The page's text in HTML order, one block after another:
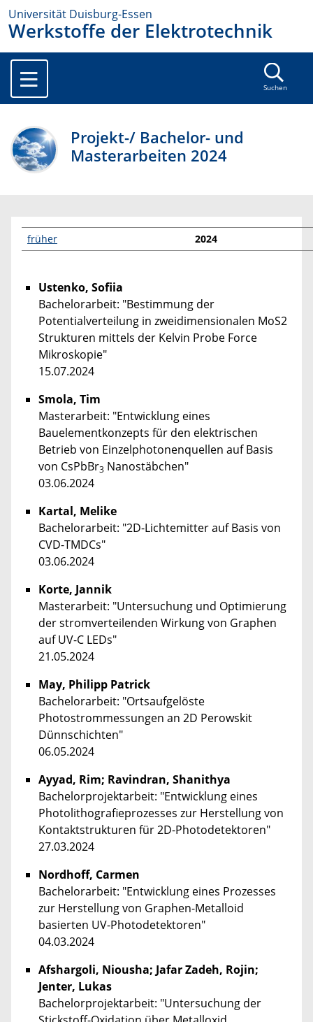
Universität Duisburg-Essen
Werkstoffe der Elektrotechnik
Suchen
Projekt-/ Bachelor- und
Masterarbeiten 2024
früher 2024
Ustenko, Sofiia
Bachelorarbeit: "Bestimmung der
Potentialverteilung in zweidimensionalen MoS2
Strukturen mittels der Kelvin Probe Force
Mikroskopie"
15.07.2024
Smola, Tim
Masterarbeit: "Entwicklung eines
Bauelementkonzepts für den elektrischen
Betrieb von Einzelphotonenquellen auf Basis
von CsPbBr3 Nanostäbchen"
03.06.2024
Kartal, Melike
Bachelorarbeit: "2D-Lichtemitter auf Basis von
CVD-TMDCs"
03.06.2024
Korte, Jannik
Masterarbeit: "Untersuchung und Optimierung
der stromverteilenden Wirkung von Graphen
auf UV-C LEDs"
21.05.2024
May, Philipp Patrick
Bachelorarbeit: "Ortsaufgelöste
Photostrommessungen an 2D Perowskit
Dünnschichten"
06.05.2024
Ayyad, Rim; Ravindran, Shanithya
Bachelorprojektarbeit: "Entwicklung eines
Photolithografieprozesses zur Herstellung von
Kontaktstrukturen für 2D-Photodetektoren"
27.03.2024
Nordhoff, Carmen
Bachelorarbeit: "Entwicklung eines Prozesses
zur Herstellung von Graphen-Metalloid
basierten UV-Photodetektoren"
04.03.2024
Afshargoli, Niousha; Jafar Zadeh, Rojin;
Jenter, Lukas
Bachelorprojektarbeit: "Untersuchung der